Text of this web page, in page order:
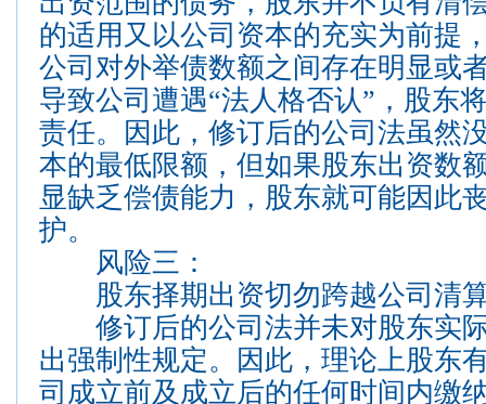
的适用又以公司资本的充实为前提
公司对外举债数额之间存在明显或
导致公司遭遇“法人格否认”，股东
责任。因此，修订后的公司法虽然
本的最低限额，但如果股东出资数
显缺乏偿债能力，股东就可能因此
护。
风险三：
股东择期出资切勿跨越公司清算
修订后的公司法并未对股东实
出强制性规定。因此，理论上股东
司成立前及成立后的任何时间内缴